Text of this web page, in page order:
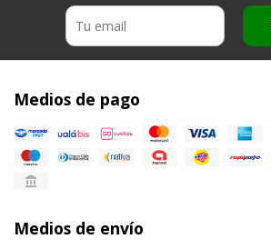
Medios de pago
Medios de envío